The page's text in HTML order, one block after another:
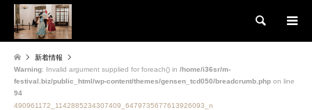
検索
新着情報
Warning: Invalid argument supplied for foreach() in /home/i36sr/m-
festival.biz/public_html/wp-content/themes/gensen_tcd050/breadcrumb.php on line
94
490961172_1142885234307409_6479735677613926093_n